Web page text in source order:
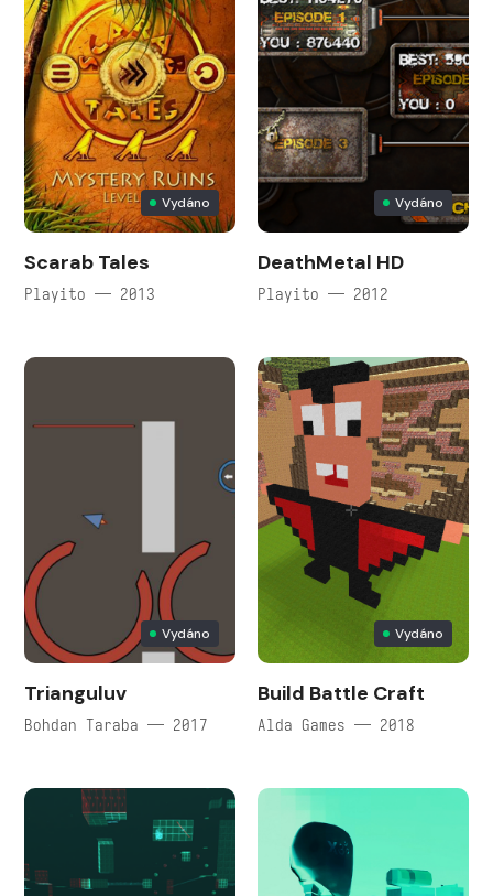
Vydáno
Scarab Tales
Playito — 2013
Vydáno
DeathMetal HD
Playito — 2012
Vydáno
Trianguluv
Bohdan Taraba — 2017
Vydáno
Build Battle Craft
Alda Games — 2018